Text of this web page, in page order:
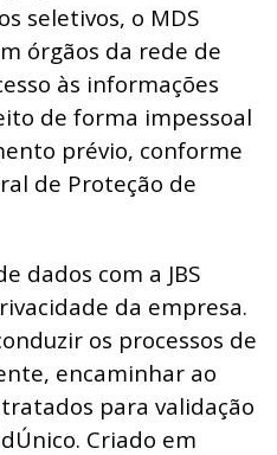
seletivos, o MDS
órgãos da rede de
às informações
de forma impessoal
prévio, conforme
de Proteção de
dados com a JBS
da empresa.
os processos de
encaminhar ao
para validação
Criado em